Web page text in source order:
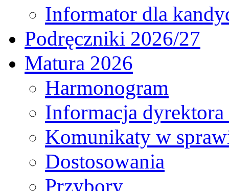
Informator dla
Podręczniki 2026/27
Matura 2026
Harmonogram
Informacja
Komunikaty w
Dostosowania
Przybory